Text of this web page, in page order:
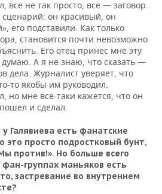
все не так просто, все — заговор.
он красивый, он
его подставили. Как только
становится почти невозможно
Его отец принес мне эту
думаю. А я не знаю, что сказать —
дела. Журналист уверяет, что
то якобы им руководил.
но мне все-таки кажется, что он
и сделал.
Галявиева есть фанатские
это просто подростковый бунт,
против!». Но больше всего
группах маньяков есть
застревание во внутреннем